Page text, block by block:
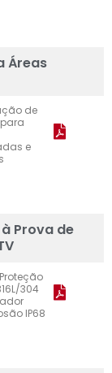
Áreas
de
e
Prova de
304
IP68